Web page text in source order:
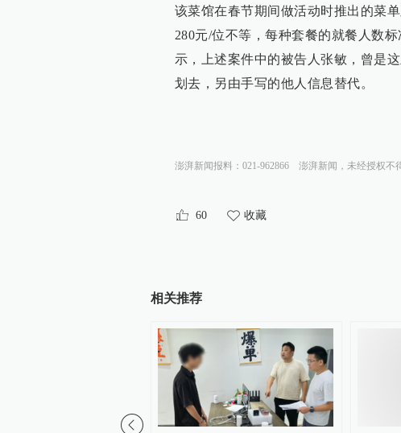
该菜馆在春节期间做活动时推出的菜
280元/位不等，每种套餐的就餐人数
示，上述案件中的被告人张敏，曾是
划去，另由手写的他人信息替代。
澎湃新闻报料：021-962866 澎湃新闻，未经授权不
60 收藏
相关推荐